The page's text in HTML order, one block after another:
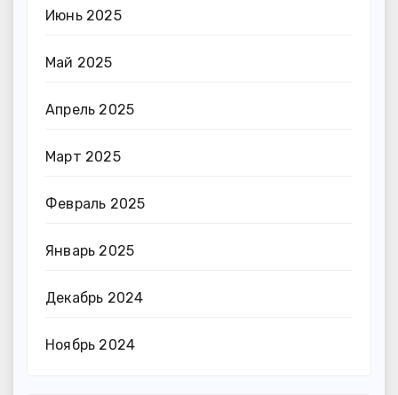
Июнь 2025
Май 2025
Апрель 2025
Март 2025
Февраль 2025
Январь 2025
Декабрь 2024
Ноябрь 2024